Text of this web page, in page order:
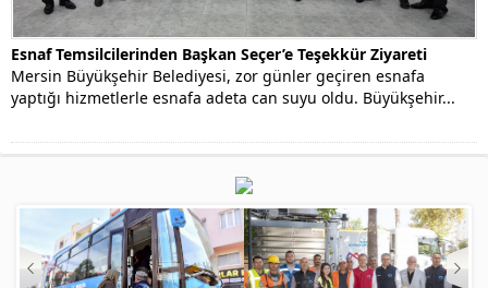
Esnaf Temsilcilerinden Başkan Seçer’e Teşekkür Ziyareti
Mersin Büyükşehir Belediyesi, zor günler geçiren esnafa
yaptığı hizmetlerle esnafa adeta can suyu oldu. Büyükşehir...